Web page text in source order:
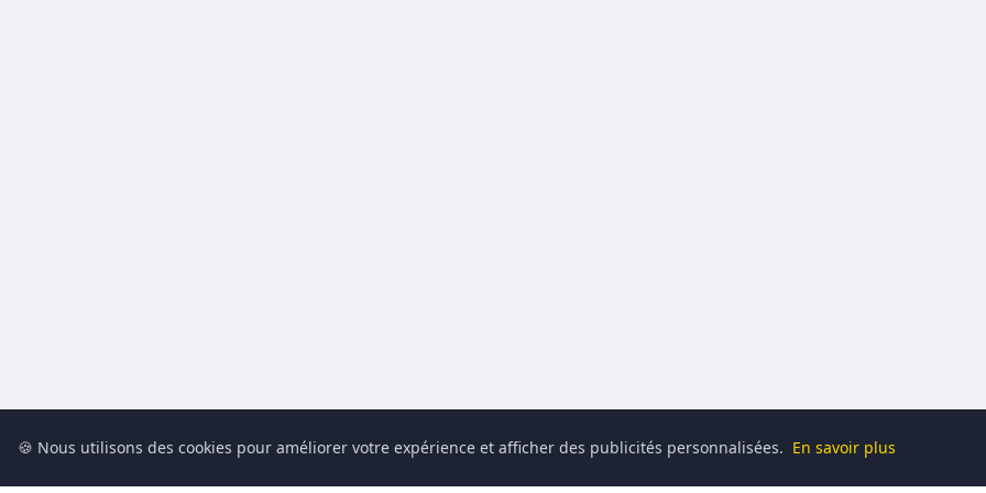
🍪 Nous utilisons des cookies pour améliorer votre expérience et afficher des publicités personnalisées. En savoir plus